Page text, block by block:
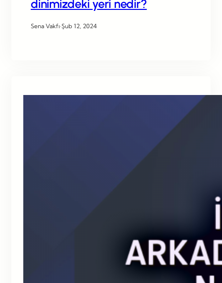
dinimizdeki yeri nedir?
Sena Vakfı·Şub 12, 2024